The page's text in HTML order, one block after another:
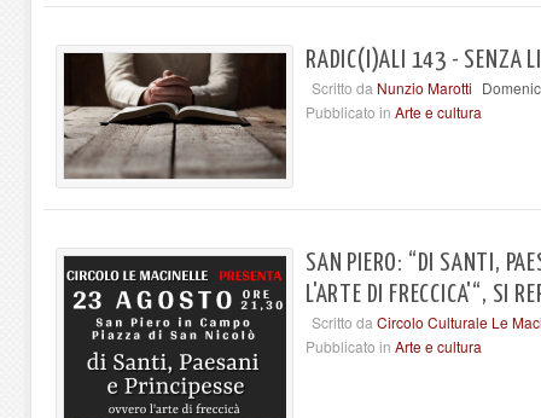
RADIC(I)ALI 143 - SENZA
Scritto da Nunzio Marotti
Pubblicato in Arte e cultura
SAN PIERO: “DI SANTI,
L'ARTE DI FRECCICA'“, SI
Scritto da Circolo Culturale Le
Pubblicato in Arte e cultura